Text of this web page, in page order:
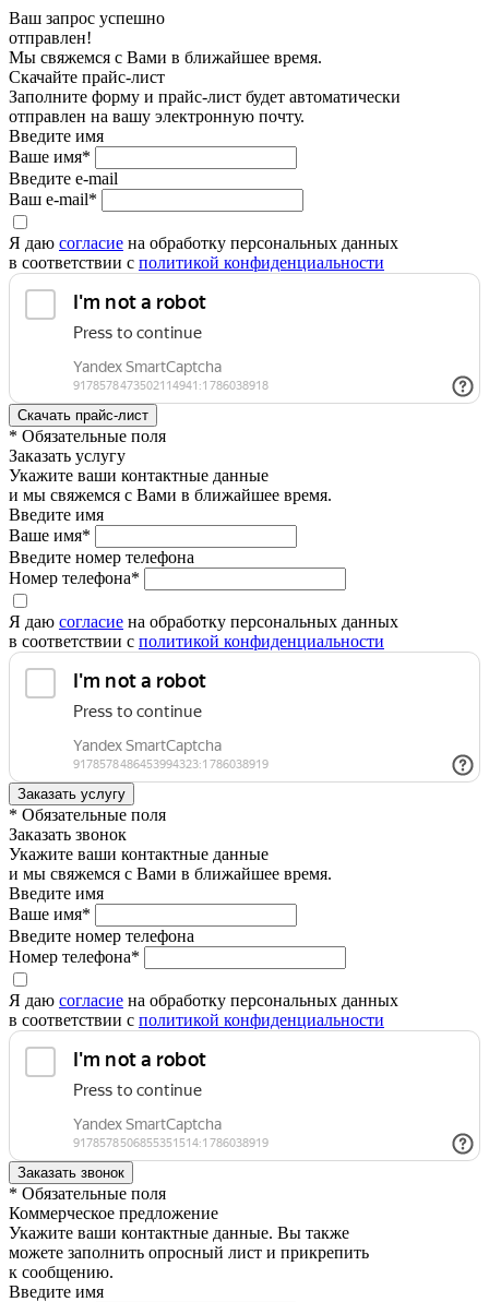
Ваш запрос успешно
отправлен!
Мы свяжемся с Вами в ближайшее время.
Скачайте прайс-лист
Заполните форму и прайс-лист будет автоматически
отправлен на вашу электронную почту.
Введите имя
Ваше имя*
Введите e-mail
Ваш e-mail*
Я даю согласие на обработку персональных данных
в соответствии с политикой конфиденциальности
* Обязательные поля
Заказать услугу
Укажите ваши контактные данные
и мы свяжемся с Вами в ближайшее время.
Введите имя
Ваше имя*
Введите номер телефона
Номер телефона*
Я даю согласие на обработку персональных данных
в соответствии с политикой конфиденциальности
* Обязательные поля
Заказать звонок
Укажите ваши контактные данные
и мы свяжемся с Вами в ближайшее время.
Введите имя
Ваше имя*
Введите номер телефона
Номер телефона*
Я даю согласие на обработку персональных данных
в соответствии с политикой конфиденциальности
* Обязательные поля
Коммерческое предложение
Укажите ваши контактные данные. Вы также
можете заполнить опросный лист и прикрепить
к сообщению.
Введите имя